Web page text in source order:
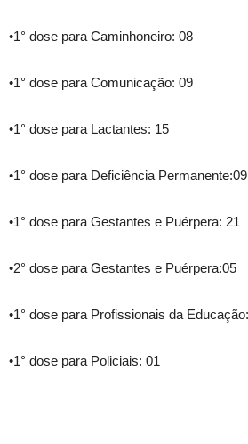
•1° dose para Caminhoneiro: 08
•1° dose para Comunicação: 09
•1° dose para Lactantes: 15
•1° dose para Deficiência Permanente:09
•1° dose para Gestantes e Puérpera: 21
•2° dose para Gestantes e Puérpera:05
•1° dose para Profissionais da
•1° dose para Policiais: 01